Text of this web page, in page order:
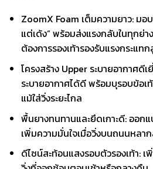
ZoomX Foam เต็มความยาว: มอ
แต่เด้ง” พร้อมส่งแรงกลับในทุกย่า
ต้องการรองเท้ารองรับแรงกระแท
โครงสร้าง Upper ระบายอากาศดี
ระบายอากาศได้ดี พร้อมบุรอบข้อเ
แม้ใส่วิ่งระยะไกล
พื้นยางทนทานและยึดเกาะดี: ออก
เพิ่มความมั่นใจเมื่อวิ่งบนถนนหลา
ดีไซน์สะท้อนแสงรอบตัวรองเท้า: